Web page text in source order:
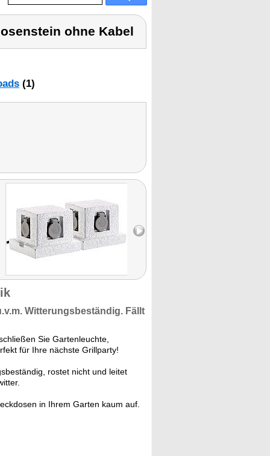
ohne Kabel
(1)
Witterungsbeständig. Fällt
Sie Gartenleuchte,
für Ihre nächste Grillparty!
rostet nicht und leitet
in Ihrem Garten kaum auf.